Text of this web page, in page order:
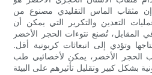
إن مثقاب الماس التقليدي مصنوع من
التعدين والتكرير التي يمكن أن
المقابل، تُصنع نتوءات الحجر الأخضر
وتؤدي إلى انبعاثات كربونية أقل.
الحجر الأخضر، يمكن لأخصائيي طب